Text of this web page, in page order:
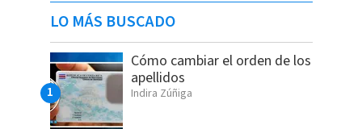
LO MÁS BUSCADO
Cómo cambiar el orden de los
apellidos
Indira Zúñiga